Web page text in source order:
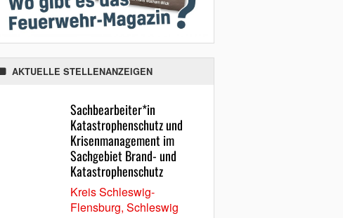
AKTUELLE STELLENANZEIGEN
Sachbearbeiter*in
Katastrophenschutz und
Krisenmanagement im
Sachgebiet Brand- und
Katastrophenschutz
Kreis Schleswig-
Flensburg, Schleswig